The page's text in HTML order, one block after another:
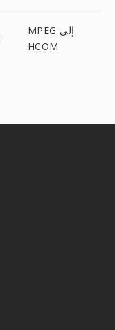
MPEG إلى
HCOM